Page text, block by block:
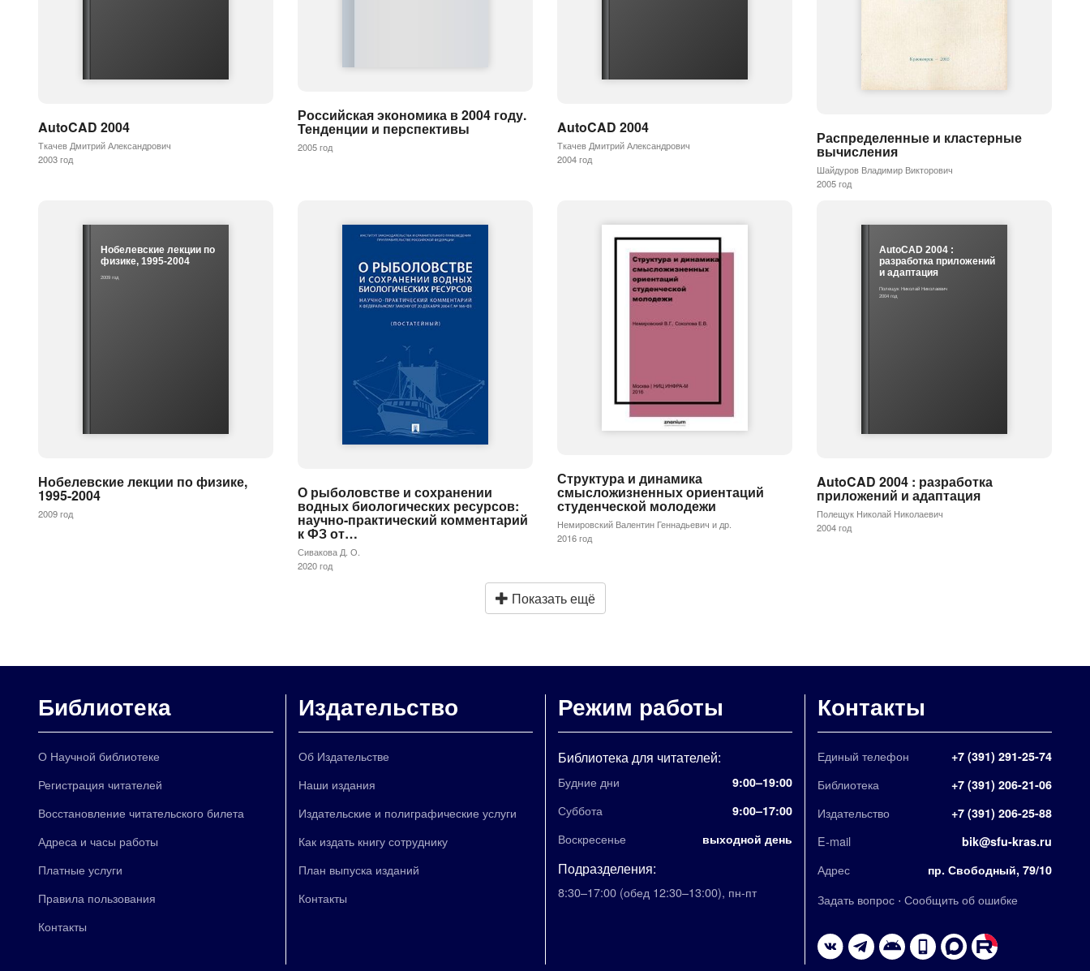
AutoCAD 2004
Ткачев Дмитрий Александрович
2003 год
Российская экономика в 2004 году.
Тенденции и перспективы
2005 год
AutoCAD 2004
Ткачев Дмитрий Александрович
2004 год
Распределенные и кластерные
вычисления
Шайдуров Владимир Викторович
2005 год
Нобелевские лекции по
физике, 1995-2004
2009 год
Нобелевские лекции по физике,
1995-2004
2009 год
О рыболовстве и сохранении
водных биологических ресурсов:
научно-практический комментарий
к ФЗ от…
Сивакова Д. О.
2020 год
Структура и динамика
смысложизненных ориентаций
студенческой молодежи
Немировский Валентин Геннадьевич и др.
2016 год
AutoCAD 2004 :
разработка приложений
и адаптация
Полещук Николай Николаевич
2004 год
AutoCAD 2004 : разработка
приложений и адаптация
Полещук Николай Николаевич
2004 год
Показать ещё
Библиотека
О Научной библиотеке
Регистрация читателей
Восстановление читательского билета
Адреса и часы работы
Платные услуги
Правила пользования
Контакты
Издательство
Об Издательстве
Наши издания
Издательские и полиграфические услуги
Как издать книгу сотруднику
План выпуска изданий
Контакты
Режим работы
Библиотека для читателей:
Будние дни 9:00–19:00
Суббота 9:00–17:00
Воскресенье выходной день
Подразделения:
8:30–17:00 (обед 12:30–13:00), пн-пт
Контакты
Единый телефон +7 (391) 291-25-74
Библиотека +7 (391) 206-21-06
Издательство +7 (391) 206-25-88
E-mail bik@sfu-kras.ru
Адрес пр. Свободный, 79/10
Задать вопрос · Сообщить об ошибке